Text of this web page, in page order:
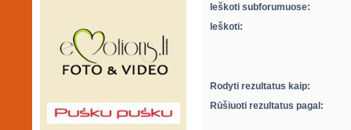
Ieškoti subforumuose:
Ieškoti:
Rodyti rezultatus kaip:
Rūšiuoti rezultatus pagal: